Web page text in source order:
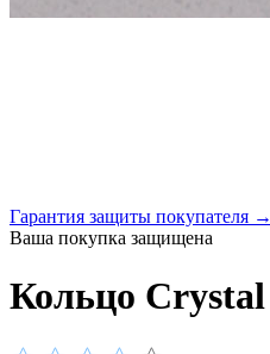
Гарантия защиты покупателя →
Ваша покупка защищена
Кольцо Сrystal